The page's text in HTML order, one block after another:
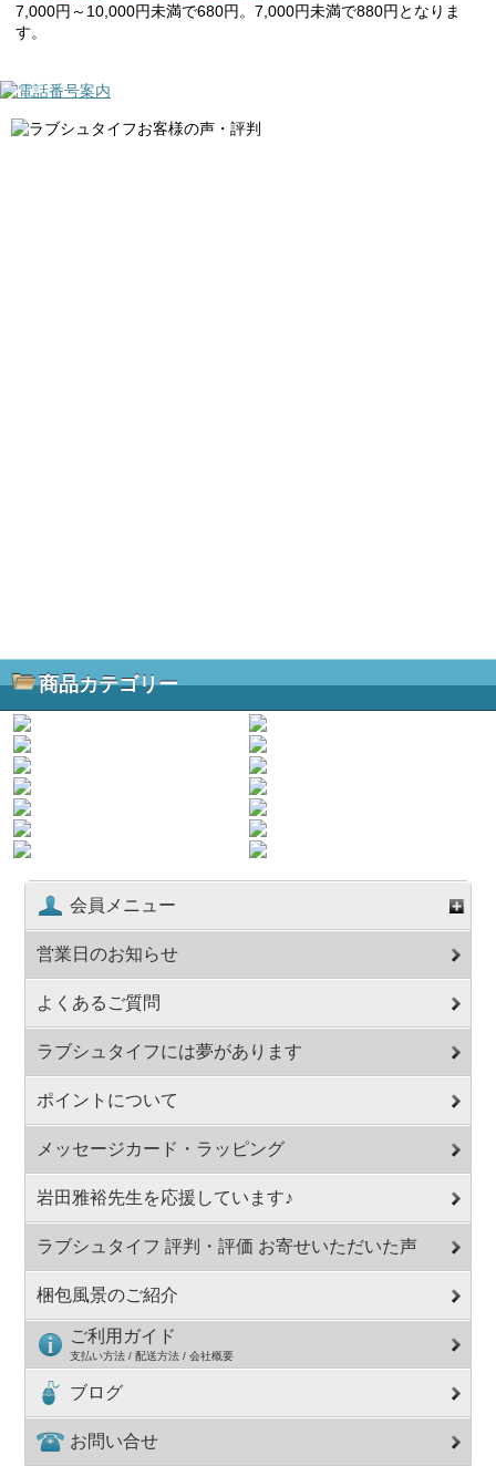
7,000円～10,000円未満で680円。7,000円未満で880円となりま
す。
商品カテゴリー
会員メニュー
営業日のお知らせ
よくあるご質問
ラブシュタイフには夢があります
ポイントについて
メッセージカード・ラッピング
岩田雅裕先生を応援しています♪
ラブシュタイフ 評判・評価 お寄せいただいた声
梱包風景のご紹介
ご利用ガイド
支払い方法 / 配送方法 / 会社概要
ブログ
お問い合せ